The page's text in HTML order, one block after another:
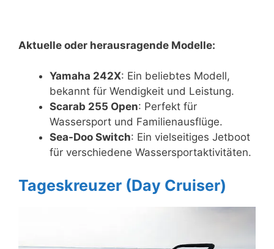
Aktuelle oder herausragende Modelle:
Yamaha 242X: Ein beliebtes Modell,
bekannt für Wendigkeit und Leistung.
Scarab 255 Open: Perfekt für
Wassersport und Familienausflüge.
Sea-Doo Switch: Ein vielseitiges Jetboot
für verschiedene Wassersportaktivitäten.
Tageskreuzer (Day Cruiser)